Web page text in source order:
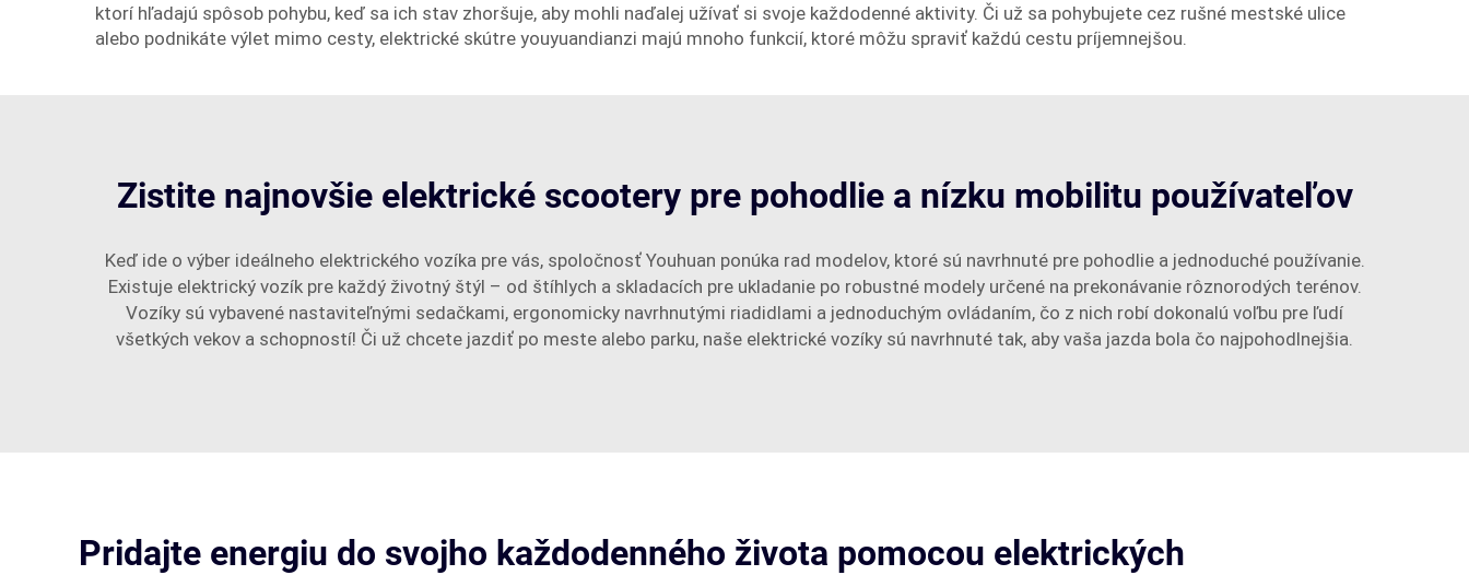
ktorí hľadajú spôsob pohybu, keď sa ich stav zhoršuje, aby mohli naďalej užívať si svoje každodenné aktivity. Či už sa pohybujete cez rušné mestské ulice
alebo podnikáte výlet mimo cesty, elektrické skútre youyuandianzi majú mnoho funkcií, ktoré môžu spraviť každú cestu príjemnejšou.
Zistite najnovšie elektrické scootery pre pohodlie a nízku mobilitu používateľov
Keď ide o výber ideálneho elektrického vozíka pre vás, spoločnosť Youhuan ponúka rad modelov, ktoré sú navrhnuté pre pohodlie a jednoduché používanie.
Existuje elektrický vozík pre každý životný štýl – od štíhlych a skladacích pre ukladanie po robustné modely určené na prekonávanie rôznorodých terénov.
Vozíky sú vybavené nastaviteľnými sedačkami, ergonomicky navrhnutými riadidlami a jednoduchým ovládaním, čo z nich robí dokonalú voľbu pre ľudí
všetkých vekov a schopností! Či už chcete jazdiť po meste alebo parku, naše elektrické vozíky sú navrhnuté tak, aby vaša jazda bola čo najpohodlnejšia.
Pridajte energiu do svojho každodenného života pomocou elektrických